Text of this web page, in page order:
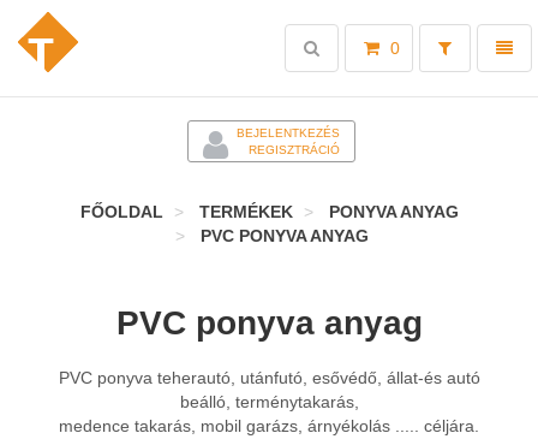
Toggle
0
Toggle
search
BEJELENTKEZÉS
REGISZTRÁCIÓ
FŐOLDAL TERMÉKEK
PONYVA ANYAG
PVC PONYVA ANYAG
PVC ponyva anyag
PVC ponyva teherautó, utánfutó, esővédő, állat-és autó
beálló, terménytakarás,
medence takarás, mobil garázs, árnyékolás ..... céljára.